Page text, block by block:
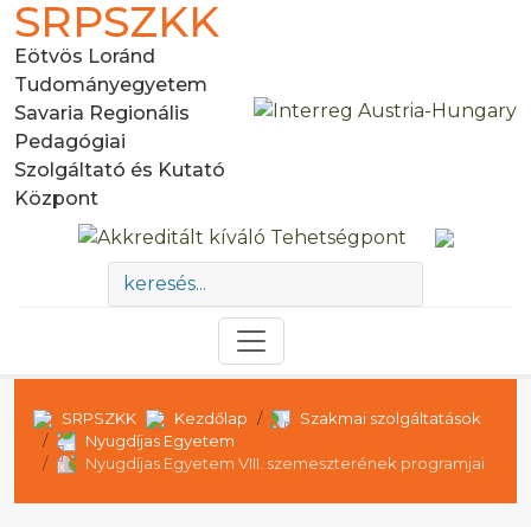
SRPSZKK
Eötvös Loránd
Tudományegyetem
Savaria Regionális
Pedagógiai
Szolgáltató és Kutató
Központ
SRPSZKK Kezdőlap
Szakmai szolgáltatások
Nyugdíjas Egyetem
Nyugdíjas Egyetem VIII. szemeszterének programjai